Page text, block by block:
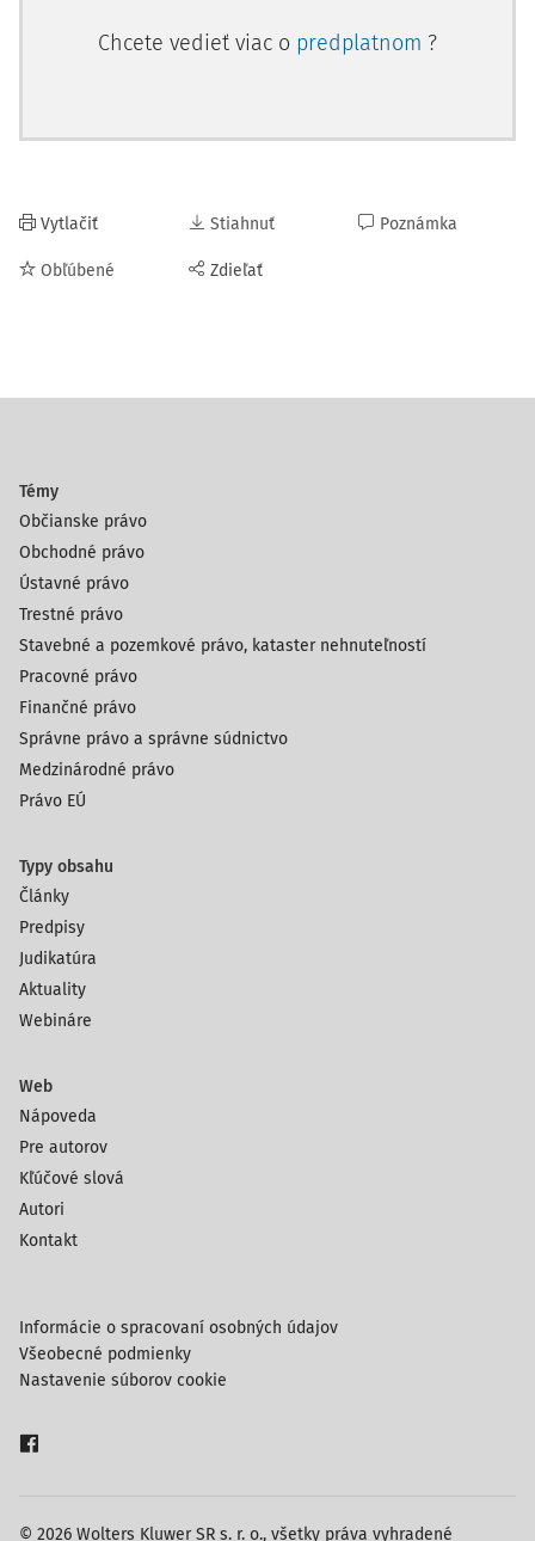
Chcete vedieť viac o predplatnom ?
Vytlačiť
Obľúbené
Stiahnuť
Zdieľať
Poznámka
Témy
Občianske právo
Obchodné právo
Ústavné právo
Trestné právo
Stavebné a pozemkové právo, kataster nehnuteľností
Pracovné právo
Finančné právo
Správne právo a správne súdnictvo
Medzinárodné právo
Právo EÚ
Typy obsahu
Články
Predpisy
Judikatúra
Aktuality
Webináre
Web
Nápoveda
Pre autorov
Kľúčové slová
Autori
Kontakt
© 2026 Wolters Kluwer SR s. r. o., všetky práva vyhradené
Informácie o spracovaní osobných údajov
Všeobecné podmienky
Nastavenie súborov cookie